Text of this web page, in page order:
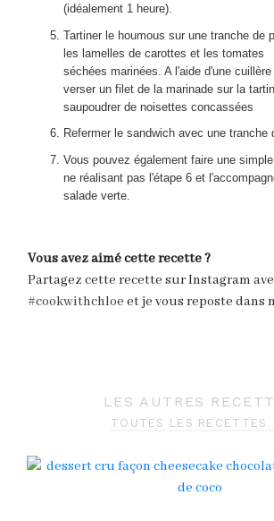
(idéalement 1 heure).
Tartiner le houmous sur une tranche de
les lamelles de carottes et les tomates
séchées marinées. A l'aide d'une cuillère
verser un filet de la marinade sur la
saupoudrer de noisettes concassées
Refermer le sandwich avec une tranche
Vous pouvez également faire une
ne réalisant pas l'étape 6 et
salade verte.
Vous avez aimé cette recette ?
Partagez cette recette sur Instagram
#cookwithchloe et je vous reposte dans
LES AUTRES
TOUTES LES RECETTES